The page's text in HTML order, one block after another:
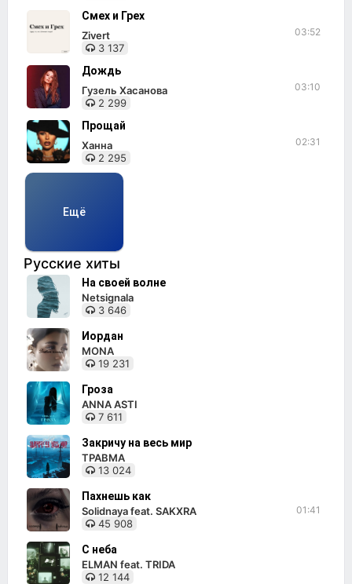
Смех и Грех
Zivert
3 137
03:52
Дождь
Гузель Хасанова
2 299
03:10
Прощай
Ханна
2 295
02:31
Ещё
Русские хиты
На своей волне
Netsignala
3 646
Иордан
MONA
19 231
Гроза
ANNA ASTI
7 611
Закричу на весь мир
ТРАВМА
13 024
Пахнешь как
Solidnaya feat. SAKXRA
45 908
01:41
С неба
ELMAN feat. TRIDA
12 144